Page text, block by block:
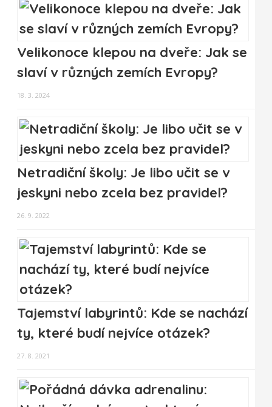
Velikonoce klepou na dveře: Jak se
slaví v různých zemích Evropy?
18. 3. 2024
Netradiční školy: Je libo učit se v
jeskyni nebo zcela bez pravidel?
26. 9. 2022
Tajemství labyrintů: Kde se nachází
ty, které budí nejvíce otázek?
27. 8. 2021